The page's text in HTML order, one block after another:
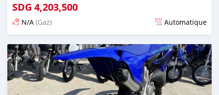
SDG 4,203,500
N/A (Gaz) Automatique
Publié il y a 13 jours